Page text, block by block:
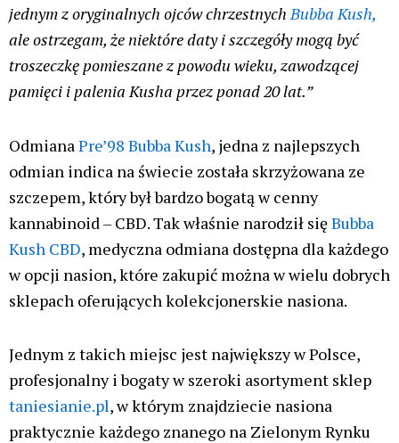
jednym z oryginalnych ojców chrzestnychBubba Kush,
ale ostrzegam, że niektóre daty i szczegóły mogą być
troszeczkę pomieszane z powodu wieku, zawodzącej
pamięci i palenia Kusha przez ponad 20 lat.”
OdmianaPre’98 Bubba Kush, jedna z najlepszych
odmian indica na świecie została skrzyżowana ze
szczepem, który był bardzo bogatą w cenny
kannabinoid – CBD. Tak właśnie narodził sięBubba
Kush CBD, medyczna odmiana dostępna dla każdego
w opcji nasion, które zakupić można w wielu dobrych
sklepach oferujących kolekcjonerskie nasiona.
Jednym z takich miejsc jest największy w Polsce,
profesjonalny i bogaty w szeroki asortyment sklep
taniesianie.pl, w którym znajdziecie nasiona
praktycznie każdego znanego na Zielonym Rynku